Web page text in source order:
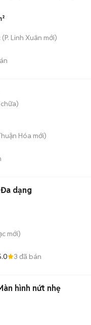
(P. Linh Xuân mới)
Hóa mới)
dạng
mới)
3 đã bán
hình nứt nhẹ